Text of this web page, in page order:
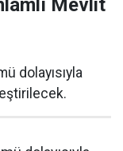
Mevlit
dolayısıyla